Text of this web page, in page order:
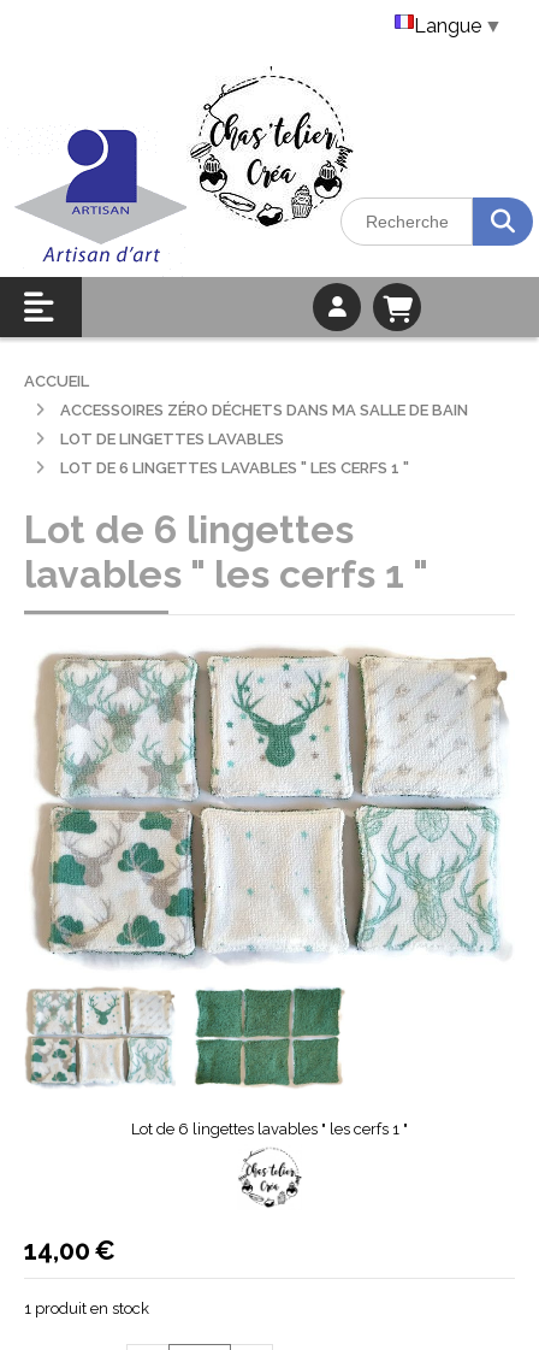
ACCUEIL
ACCESSOIRES ZÉRO DÉCHETS DANS MA SALLE DE BAIN
LOT DE LINGETTES LAVABLES
LOT DE 6 LINGETTES LAVABLES " LES CERFS 1 "
Lot de 6 lingettes
lavables " les cerfs 1 "
Lot de 6 lingettes lavables " les cerfs 1 "
14,00€
1 produit en stock
Langue ▼